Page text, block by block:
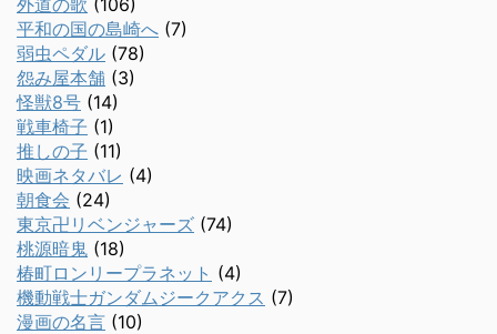
外道の歌 (106)
平和の国の島崎へ (7)
弱虫ペダル (78)
怨み屋本舗 (3)
怪獣8号 (14)
戦車椅子 (1)
推しの子 (11)
映画ネタバレ (4)
朝食会 (24)
東京卍リベンジャーズ (74)
桃源暗鬼 (18)
椿町ロンリープラネット (4)
機動戦士ガンダムジークアクス (7)
漫画の名言 (10)